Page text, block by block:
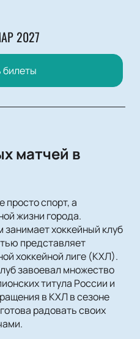
2027
билеты
матчей в
просто спорт, а
жизни города.
хоккейный клуб
представляет
хоккейной лиге (КХЛ).
завоевал множество
титула России и
в КХЛ в сезоне
радовать своих